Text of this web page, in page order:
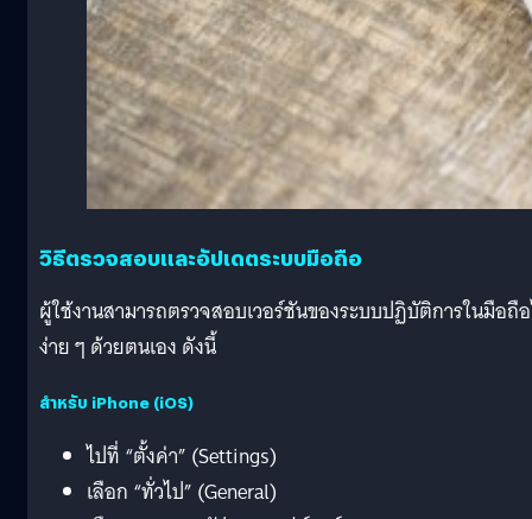
วิธีตรวจสอบและอัปเดตระบบมือถือ
ผู้ใช้งานสามารถตรวจสอบเวอร์ชันของระบบปฏิบัติการในมือถื
ง่าย ๆ ด้วยตนเอง ดังนี้
สำหรับ iPhone (iOS)
ไปที่ “ตั้งค่า” (Settings)
เลือก “ทั่วไป” (General)